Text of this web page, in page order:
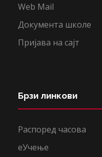
Web Mail
Документа школе
Пријава на сајт
Брзи линкови
Распоред часова
еУчење